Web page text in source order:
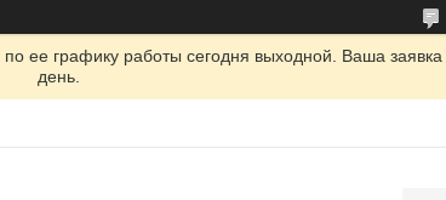
ее графику работы сегодня выходной. Ваша
день.